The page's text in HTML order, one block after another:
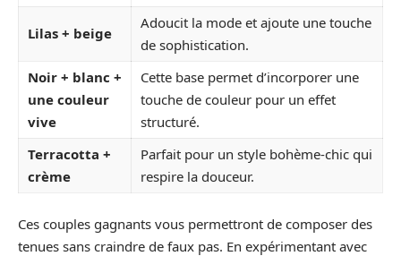
Lilas + beige
Adoucit la mode et ajoute une touche
de sophistication.
Noir + blanc +
une couleur
vive
Cette base permet d’incorporer une
touche de couleur pour un effet
structuré.
Terracotta +
crème
Parfait pour un style bohème-chic qui
respire la douceur.
Ces couples gagnants vous permettront de composer des
tenues sans craindre de faux pas. En expérimentant avec